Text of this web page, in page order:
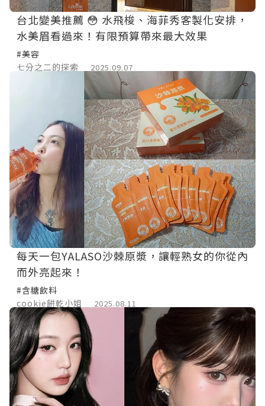
台北變美推薦 😳 水飛梭、海菲秀客製化安排，
水美眉看過來！有限預算帶來最大效果
#美容
七分之二的探索
2025.09.07
每天一包YALASO沙棘原漿，讓輕熟女的你從內
而外亮起來！
#含糖飲料
cookie餅乾小姐
2025.08.11